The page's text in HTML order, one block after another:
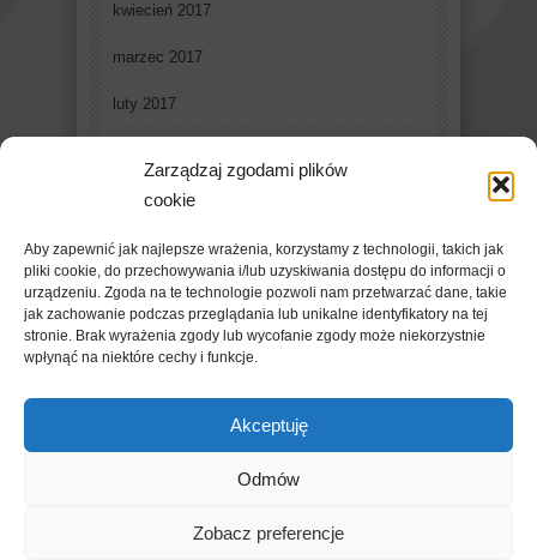
Zarządzaj zgodami plików
cookie
Aby zapewnić jak najlepsze wrażenia, korzystamy z technologii, takich jak
pliki cookie, do przechowywania i/lub uzyskiwania dostępu do informacji o
urządzeniu. Zgoda na te technologie pozwoli nam przetwarzać dane, takie
jak zachowanie podczas przeglądania lub unikalne identyfikatory na tej
stronie. Brak wyrażenia zgody lub wycofanie zgody może niekorzystnie
wpłynąć na niektóre cechy i funkcje.
Akceptuję
Odmów
Zobacz preferencje
kwiecień 2017
marzec 2017
luty 2017
grudzień 2016
listopad 2016
październik 2016
Copyright © 2019 - FleschMazowsza. Powered by